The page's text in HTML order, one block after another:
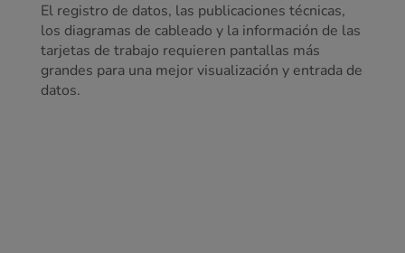
El registro de datos, las publicaciones técnicas,
los diagramas de cableado y la información de las
tarjetas de trabajo requieren pantallas más
grandes para una mejor visualización y entrada de
datos.